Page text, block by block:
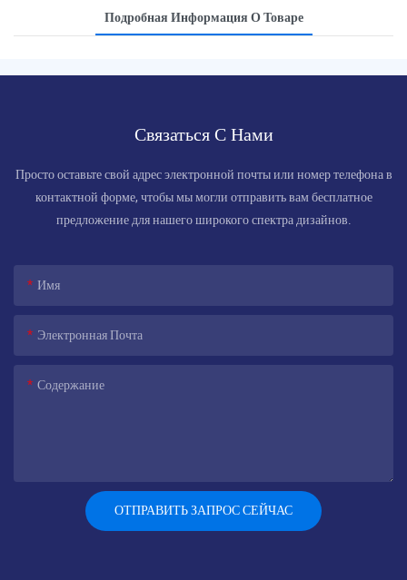
Подробная Информация О Товаре
Связаться С Нами
Просто оставьте свой адрес электронной почты или номер телефона в
контактной форме, чтобы мы могли отправить вам бесплатное
предложение для нашего широкого спектра дизайнов.
Имя
Электронная Почта
Содержание
ОТПРАВИТЬ ЗАПРОС СЕЙЧАС